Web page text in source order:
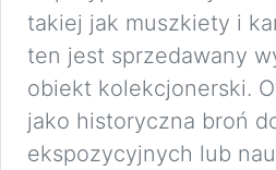
takiej jak muszkiety i
ten jest sprzedawany
obiekt kolekcjonerski.
jako historyczna broń
ekspozycyjnych lub